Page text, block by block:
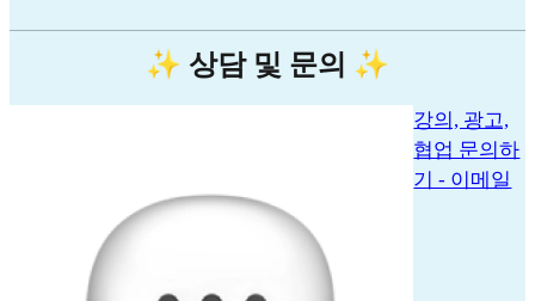
✨ 상담 및 문의 ✨
강의, 광고,
협업 문의하
기 - 이메일